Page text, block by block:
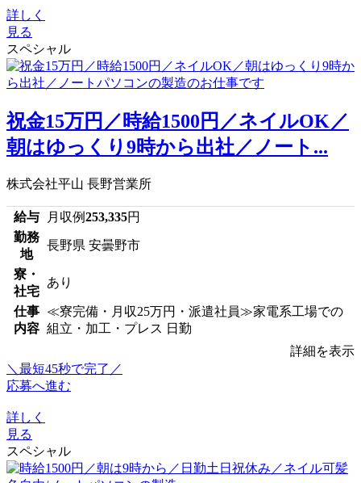
詳しく
見る
スペシャル
祝金15万円／時給1500円／ネイルOK／
朝はゆっくり9時から出社／ノート...
株式会社平山 長野営業所
給与 月収例253,335円
勤務
地
長野県 安曇野市
寮・
社宅
あり
仕事
内容
≪寮完備・月収25万円・派遣社員≫家電系工場での
組立・加工・プレス 日勤
詳細を表示
＼最短45秒で完了／
応募へ進む
詳しく
見る
スペシャル